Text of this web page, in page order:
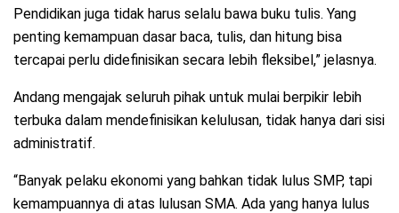
Pendidikan juga tidak harus selalu bawa buku tulis. Yang
penting kemampuan dasar baca, tulis, dan hitung bisa
tercapai perlu didefinisikan secara lebih fleksibel,” jelasnya.
Andang mengajak seluruh pihak untuk mulai berpikir lebih
terbuka dalam mendefinisikan kelulusan, tidak hanya dari sisi
administratif.
“Banyak pelaku ekonomi yang bahkan tidak lulus SMP, tapi
kemampuannya di atas lulusan SMA. Ada yang hanya lulus